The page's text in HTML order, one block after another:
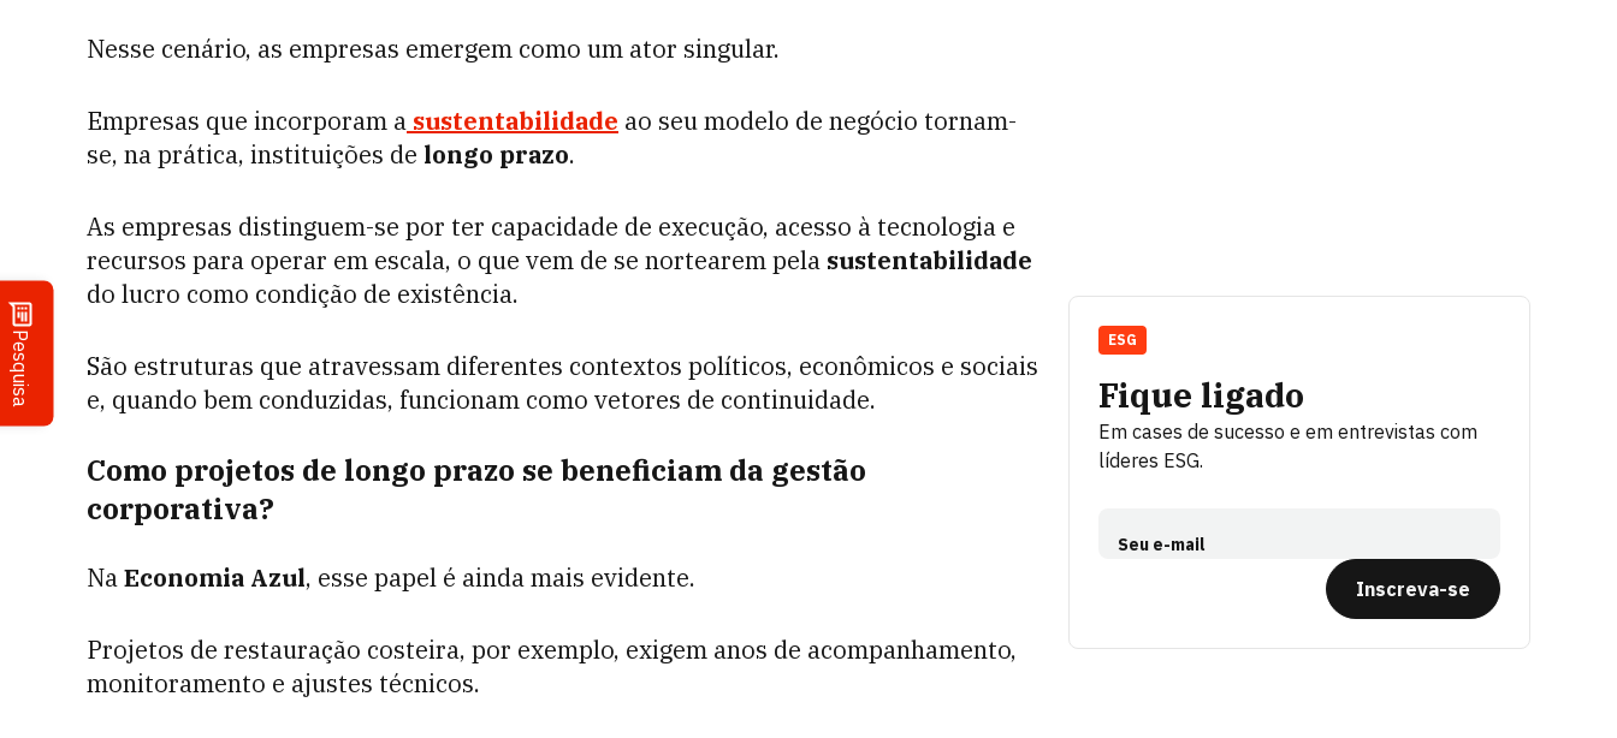
Pesquisa
Nesse cenário, as empresas emergem como um ator singular.
Empresas que incorporam a sustentabilidade ao seu modelo de negócio tornam-
se, na prática, instituições de longo prazo.
As empresas distinguem-se por ter capacidade de execução, acesso à tecnologia e
recursos para operar em escala, o que vem de se nortearem pela sustentabilidade
do lucro como condição de existência.
São estruturas que atravessam diferentes contextos políticos, econômicos e sociais
e, quando bem conduzidas, funcionam como vetores de continuidade.
Como projetos de longo prazo se beneficiam da gestão
corporativa?
NaEconomia Azul, esse papel é ainda mais evidente.
Projetos de restauração costeira, por exemplo, exigem anos de acompanhamento,
monitoramento e ajustes técnicos.
Fique ligado
Em cases de sucesso e em entrevistas com
líderes ESG.
Seu e-mail
Inscreva-se
ESG